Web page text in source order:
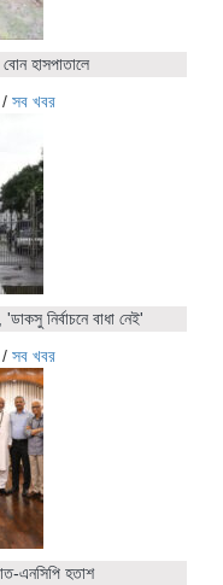
হাসপাতালে
/ সব খবর
নির্বাচনে বাধা নেই'
/ সব খবর
এনসিপি হতাশ